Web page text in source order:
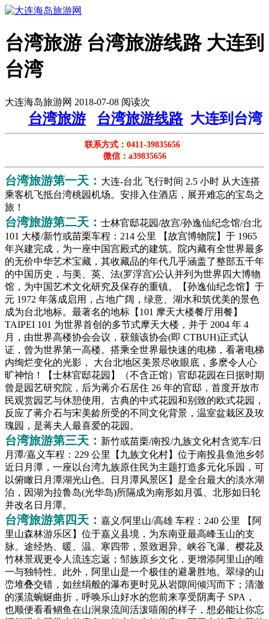
台湾旅游 台湾旅游线路 大连到
台湾
大连海岛旅游网 2018-07-08 阅读次
台湾旅游 台湾旅游线路大连到台湾
联系方式：0411-39835656
微信：a39835656
台湾旅游第一天： 大连-台北 飞行时间 2.5 小时 从大连搭
乘客机飞抵台湾桃园机场。安排入住酒店，展开难忘的宝岛之
旅！
台湾旅游第二天： 士林官邸花园/故宫/孙逸仙纪念馆/台北
101 大楼/新竹或苗栗车程：214 公里
【故宫博物院】于 1965
年兴建完成，为一座中国宫殿式的建筑。院内藏有全世界最多
的无价中华艺术宝藏，其收藏品的年代几乎涵盖了整部五千年
的中国历史，与美、英、法(罗浮宫)公认并列为世界四大博物
馆，为中国艺术文化研究及保存的重镇。【孙逸仙纪念馆】于
元 1972 年落成启用，占地广阔，绿意、湖水和筑优美的景色
成为台北地标。最著名的地标【101 摩天大楼餐厅用餐】
TAIPEI 101 为世界首创的多节式摩天大楼，并于 2004 年 4
月，由世界高楼协会会议，获颁该协会(即 CTBUH)正式认
证，曾为世界第一高楼。搭乘全世界最快速的电梯，看著电梯
内绚烂变化的光影， 大台北地区美景尽收眼底，多麽令人心
旷神怡！【士林官邸花园】（不含正馆）官邸花园在日据时期
曾是园艺研究院，后为蒋介石居住 26 年的官邸，首度开放市
民观赏园艺与休憩使用。古典的中式花园和别致的欧式花园，
反应了蒋介石与宋美龄所受的不同文化背景，温室盆栽区及玫
瑰园，是蒋夫人最喜爱的花园。
台湾旅游第三天： 新竹或苗栗/南投/九族文化村含览车/日
月潭/嘉义车程：229 公里【九族文化村】位于南投县鱼池乡邻
近日月潭，一座以台湾九族原住民为主题打造多元化乐园，可
以俯瞰日月潭湖光山色。日月潭风景区】是全台最大的淡水湖
泊，因湖为拉鲁岛(光华岛)所隔成为南形如月弧、北形如日轮
并改名日月潭。
台湾旅游第四天： 嘉义/阿里山/高雄 车程：240 公里
【阿
里山森林游乐区】位于嘉义县境，为东南亚最高峰玉山的支
脉。途经热、暖、温、寒四带，景致迥异。峡谷飞瀑、樱花及
竹林景观更令人流连忘返；邹族原乡文化，更增添阿里山的唯
一与独特性。此外，阿里山是一个极佳的避暑胜地。翠绿的山
峦堆叠交错，如丝绢般的瀑布更时见从岩隙间倾泻而下；清澈
的溪流蜿蜒曲折，呼唤乐山好水的您前来享受阴离子 SPA，
也顺便看看鲴鱼在山涧泉流间活泼嘻闹的样子，想必能让你忘